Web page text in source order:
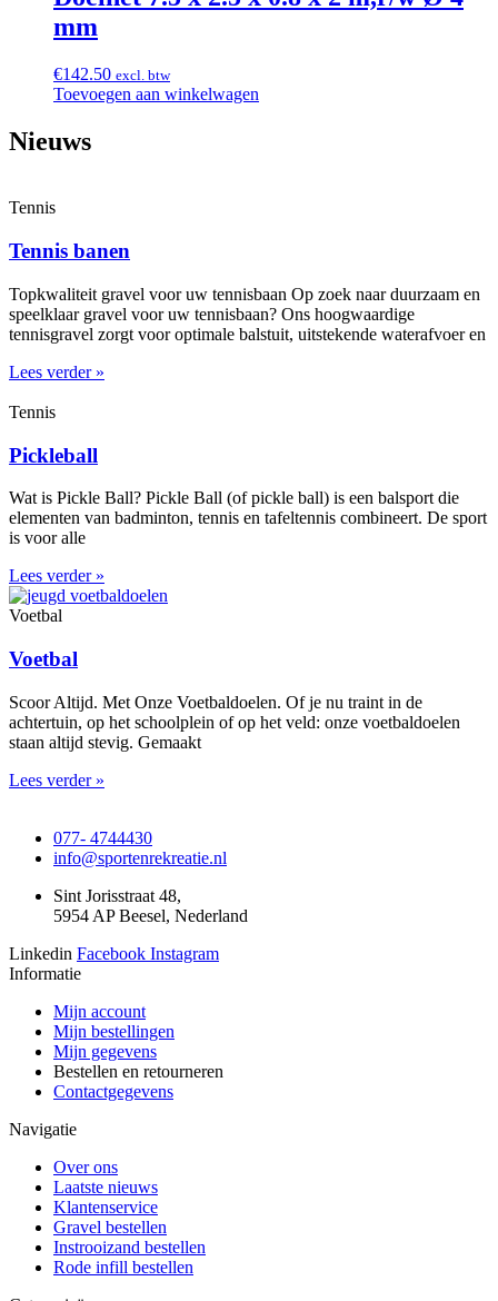
mm
€142.50 excl. btw
Toevoegen aan winkelwagen
Nieuws
Tennis
Tennis banen
Topkwaliteit gravel voor uw tennisbaan Op zoek naar duurzaam en
speelklaar gravel voor uw tennisbaan? Ons hoogwaardige
tennisgravel zorgt voor optimale balstuit, uitstekende waterafvoer en
Lees verder »
Tennis
Pickleball
Wat is Pickle Ball? Pickle Ball (of pickle ball) is een balsport die
elementen van badminton, tennis en tafeltennis combineert. De sport
is voor alle
Lees verder »
Voetbal
Voetbal
Scoor Altijd. Met Onze Voetbaldoelen. Of je nu traint in de
achtertuin, op het schoolplein of op het veld: onze voetbaldoelen
staan altijd stevig. Gemaakt
Lees verder »
077- 4744430
info@sportenrekreatie.nl
Sint Jorisstraat 48,
5954 AP Beesel, Nederland
Linkedin Facebook Instagram
Informatie
Mijn account
Mijn bestellingen
Mijn gegevens
Bestellen en retourneren
Contactgegevens
Navigatie
Over ons
Laatste nieuws
Klantenservice
Gravel bestellen
Instrooizand bestellen
Rode infill bestellen